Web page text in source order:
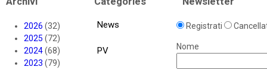
2026 (32)
2025 (72)
2024(68)
2023 (79)
News
PV
Registrati
Nome